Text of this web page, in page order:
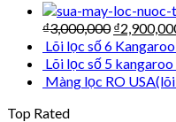
₫3,000,000 ₫
Lõi lọc số 6 Kangaroo
Lõi lọc số 5 kangaroo
Màng lọc RO
Top Rated